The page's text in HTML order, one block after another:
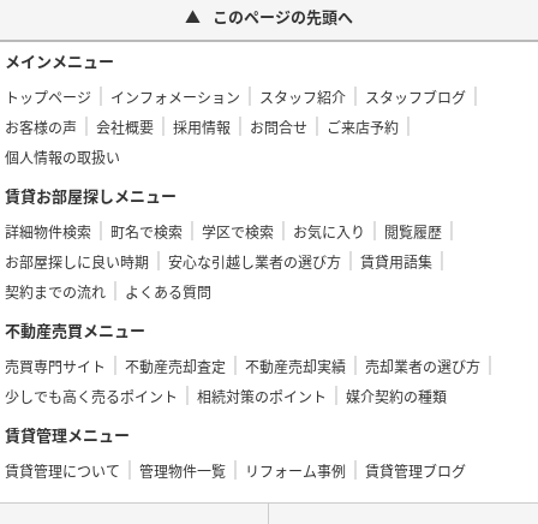
このページの先頭へ
メインメニュー
トップページ インフォメーション スタッフ紹介
スタッフブログ
お客様の声
会社概要 採用情報 お問合せ
ご来店予約
個人情報の取扱い
賃貸お部屋探しメニュー
詳細物件検索 町名で検索 学区で検索 お気に入り
閲覧履歴
お部屋探しに良い時期
安心な引越し業者の選び方
賃貸用語集
契約までの流れ
よくある質問
不動産売買メニュー
売買専門サイト 不動産売却査定 不動産売却実績
売却業者の選び方
少しでも高く売るポイント
相続対策のポイント 媒介契約の種類
賃貸管理メニュー
賃貸管理について 管理物件一覧 リフォーム事例 賃貸管理ブログ